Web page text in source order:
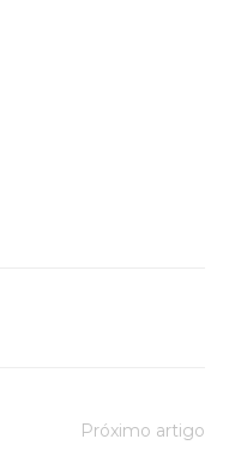
Próximo artigo